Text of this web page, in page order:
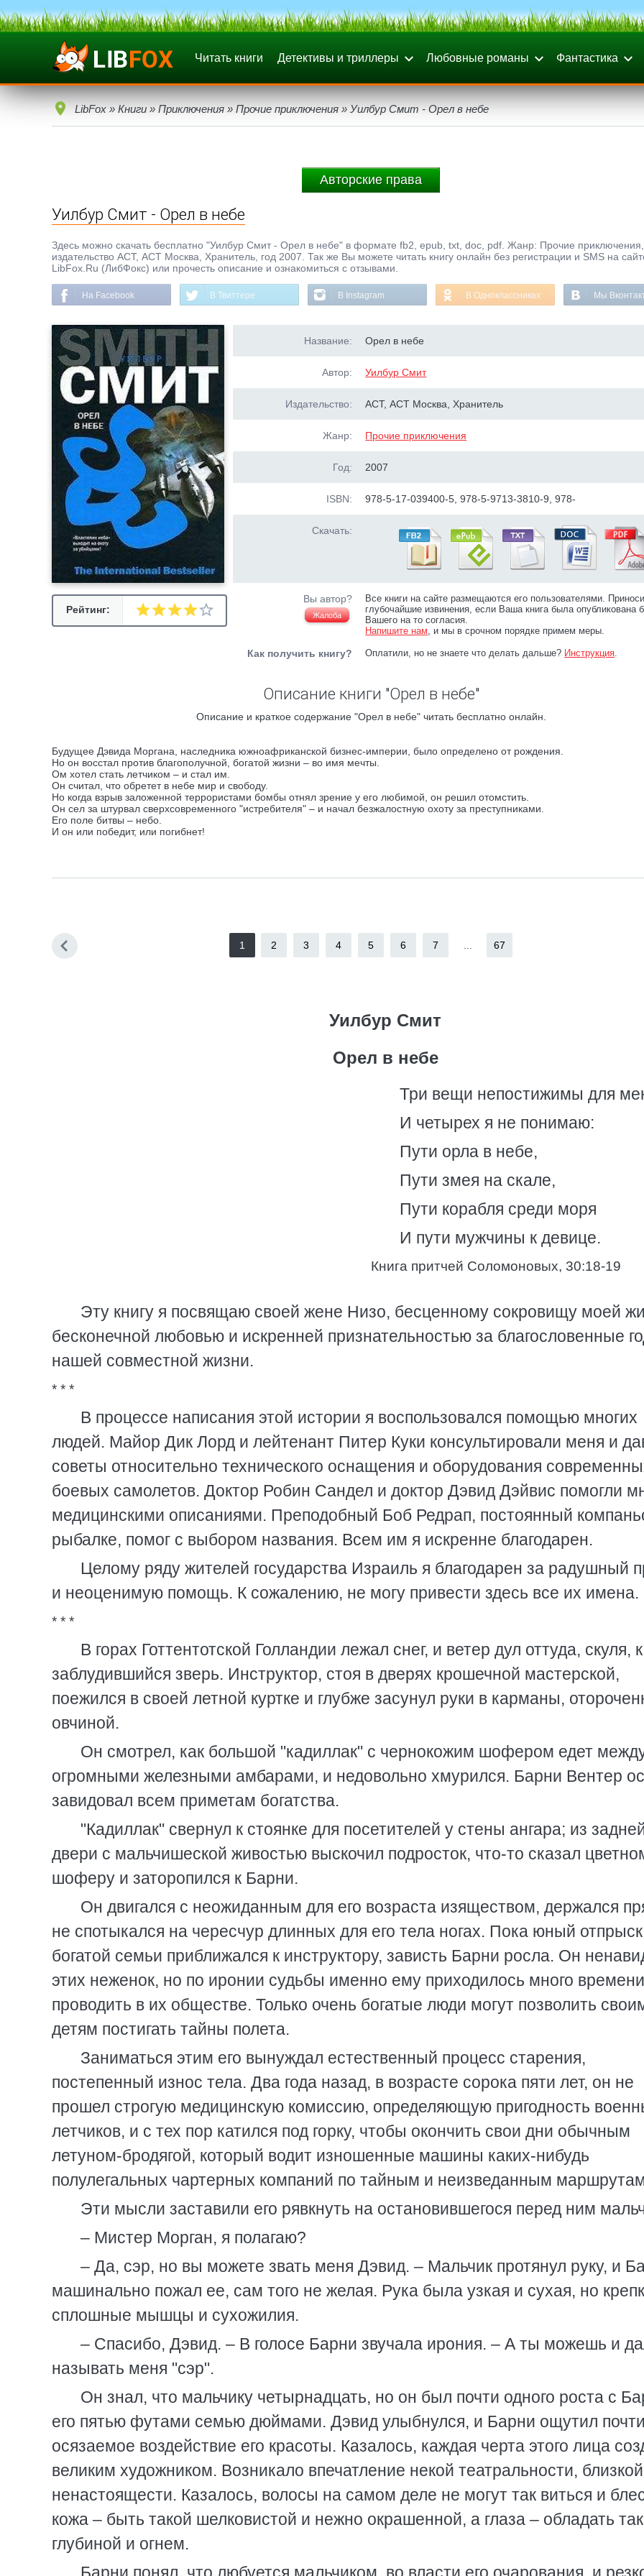
Читать книги Детективы и триллеры Любовные романы Фантастика
LibFox » Книги » Приключения » Прочие приключения » Уилбур Смит - Орел в небе
Авторские права
Уилбур Смит - Орел в небе
Здесь можно скачать бесплатно "Уилбур Смит - Орел в небе" в формате fb2, epub, txt, doc, pdf. Жанр: Прочие приключения,
издательство АСТ, АСТ Москва, Хранитель, год 2007. Так же Вы можете читать книгу онлайн без регистрации и SMS на
LibFox.Ru (ЛибФокс) или прочесть описание и ознакомиться с отзывами.
На Facebook В Твиттере В Instagram В Одноклассниках Мы
Рейтинг:
Название: Орел в небе
Автор: Уилбур Смит
Издательство: АСТ, АСТ Москва, Хранитель
Жанр: Прочие приключения
Год: 2007
ISBN: 978-5-17-039400-5, 978-5-9713-3810-9, 978-
Скачать:
Вы автор?
Жалоба
Все книги на сайте размещаются его пользователями.
глубочайшие извинения, если Ваша книга была опубликована
Вашего на то согласия.
Напишите нам, и мы в срочном порядке примем меры.
Как получить книгу? Оплатили, но не знаете что делать дальше? Инструкция.
Описание книги "Орел в небе"
Описание и краткое содержание "Орел в небе" читать бесплатно онлайн.
Будущее Дэвида Моргана, наследника южноафриканской бизнес-империи, было определено от рождения.
Но он восстал против благополучной, богатой жизни – во имя мечты.
Ом хотел стать летчиком – и стал им.
Он считал, что обретет в небе мир и свободу.
Но когда взрыв заложенной террористами бомбы отнял зрение у его любимой, он решил отомстить.
Он сел за штурвал сверхсовременного "истребителя" – и начал безжалостную охоту за преступниками.
Его поле битвы – небо.
И он или победит, или погибнет!
1 2 3 4 5 6 7 67
Уилбур Смит
Орел в небе
Три вещи непостижимы для
И четырех я не понимаю:
Пути орла в небе,
Пути змея на скале,
Пути корабля среди моря
И пути мужчины к девице.
Книга притчей Соломоновых, 30:18-19
Эту книгу я посвящаю своей жене Низо, бесценному сокровищу моей
бесконечной любовью и искренней признательностью за благословенные
нашей совместной жизни.
* * *
В процессе написания этой истории я воспользовался помощью многих
людей. Майор Дик Лорд и лейтенант Питер Куки консультировали меня и
советы относительно технического оснащения и оборудования
боевых самолетов. Доктор Робин Сандел и доктор Дэвид Дэйвис помогли
медицинскими описаниями. Преподобный Боб Редрап, постоянный
рыбалке, помог с выбором названия. Всем им я искренне благодарен.
Целому ряду жителей государства Израиль я благодарен за радушный
и неоценимую помощь. К сожалению, не могу привести здесь все их имена.
* * *
В горах Готтентотской Голландии лежал снег, и ветер дул оттуда, скуля,
заблудившийся зверь. Инструктор, стоя в дверях крошечной мастерской,
поежился в своей летной куртке и глубже засунул руки в карманы,
овчиной.
Он смотрел, как большой "кадиллак" с чернокожим шофером едет
огромными железными амбарами, и недовольно хмурился. Барни Вентер
завидовал всем приметам богатства.
"Кадиллак" свернул к стоянке для посетителей у стены ангара; из
двери с мальчишеской живостью выскочил подросток, что-то сказал
шоферу и заторопился к Барни.
Он двигался с неожиданным для его возраста изяществом, держался
не спотыкался на чересчур длинных для его тела ногах. Пока юный отпрыск
богатой семьи приближался к инструктору, зависть Барни росла. Он
этих неженок, но по иронии судьбы именно ему приходилось много времени
проводить в их обществе. Только очень богатые люди могут позволить
детям постигать тайны полета.
Заниматься этим его вынуждал естественный процесс старения,
постепенный износ тела. Два года назад, в возрасте сорока пяти лет, он не
прошел строгую медицинскую комиссию, определяющую пригодность
летчиков, и с тех пор катился под горку, чтобы окончить свои дни обычным
летуном-бродягой, который водит изношенные машины каких-нибудь
полулегальных чартерных компаний по тайным и неизведанным
Эти мысли заставили его рявкнуть на остановившегося перед ним
– Мистер Морган, я полагаю?
– Да, сэр, но вы можете звать меня Дэвид. – Мальчик протянул руку, и
машинально пожал ее, сам того не желая. Рука была узкая и сухая, но
сплошные мышцы и сухожилия.
– Спасибо, Дэвид. – В голосе Барни звучала ирония. – А ты можешь и
называть меня "сэр".
Он знал, что мальчику четырнадцать, но он был почти одного роста с
его пятью футами семью дюймами. Дэвид улыбнулся, и Барни ощутил
осязаемое воздействие его красоты. Казалось, каждая черта этого лица
великим художником. Возникало впечатление некой театральности,
ненастоящести. Казалось, волосы на самом деле не могут так виться и
кожа – быть такой шелковистой и нежно окрашенной, а глаза – обладать
глубиной и огнем.